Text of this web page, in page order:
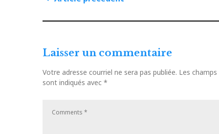
de
Laisser un commentaire
Votre adresse courriel ne sera pas publiée. Les
sont indiqués avec *